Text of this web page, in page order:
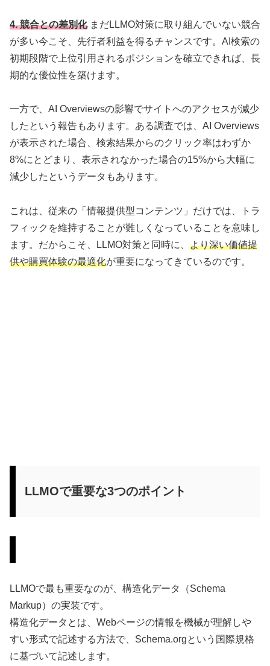
4. 競合との差別化まだLLMO対策に取り組んでいない競合
が多い今こそ、先行者利益を得るチャンスです。AI検索の
初期段階で上位引用されるポジションを確立できれば、長
期的な優位性を築けます。
一方で、AI Overviewsの影響でサイトへのアクセスが減少
したという報告もあります。ある調査では、AI Overviews
が表示された場合、検索結果からのクリック率はわずか
8%にとどまり、表示されなかった場合の15%から大幅に
減少したというデータもあります。
これは、従来の「情報提供型コンテンツ」だけでは、トラ
フィックを維持することが難しくなっていることを意味し
ます。だからこそ、LLMO対策と同時に、 より深い価値提
供や購買体験の最適化が重要になってきているのです。
LLMOで重要な3つのポイント
LLMOで最も重要なのが、構造化データ（Schema
Markup）の実装です。
構造化データとは、Webページの情報を機械が理解しや
すい形式で記述する方法で、Schema.orgという国際規格
に基づいて記述します。